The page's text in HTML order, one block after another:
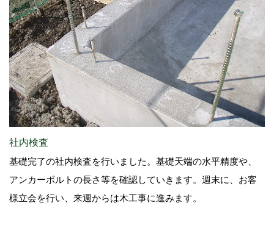
社内検査
基礎完了の社内検査を行いました。基礎天端の水平精度や、
アンカーボルトの長さ等を確認していきます。週末に、お客
様立会を行い、来週からは木工事に進みます。